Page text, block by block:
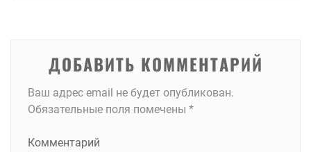
ДОБАВИТЬ КОММЕНТАРИЙ
Ваш адрес email не будет опубликован.
Обязательные поля помечены *
Комментарий